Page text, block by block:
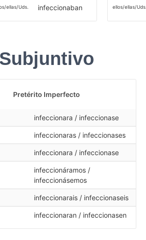
ellas/Uds. infeccionaban ellos/ellas/Uds.
Subjuntivo
Pretérito Imperfecto
infeccionara / infeccionase
infeccionaras / infeccionases
infeccionara / infeccionase
infeccionáramos /
infeccionásemos
infeccionarais / infeccionaseis
infeccionaran / infeccionasen